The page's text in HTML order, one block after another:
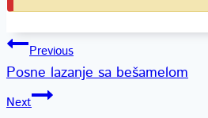
Kretanje
članka
Previous
Posne lazanje sa bešamelom
Next